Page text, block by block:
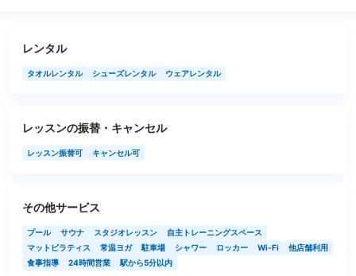
レンタル
タオルレンタル シューズレンタル ウェアレンタル
レッスンの振替・キャンセル
レッスン振替可 キャンセル可
その他サービス
プール サウナ スタジオレッスン
自主トレーニングスペース
マットピラティス
常温ヨガ 駐車場 シャワー ロッカー Wi-Fi
他店舗利用
食事指導
24時間営業 駅から5分以内